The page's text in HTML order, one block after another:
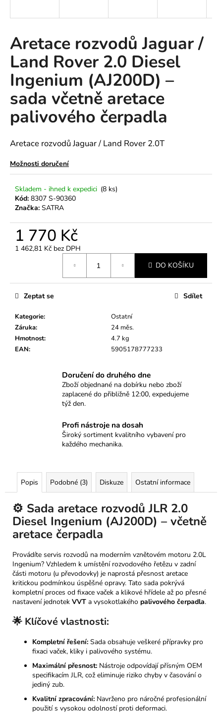
Aretace rozvodů Jaguar /
Land Rover 2.0 Diesel
Ingenium (AJ200D) –
sada včetně aretace
palivového čerpadla
Aretace rozvodů Jaguar / Land Rover 2.0T
Možnosti doručení
Skladem - ihned k expedici (8 ks)
Kód: 8307 S-90360
Značka: SATRA
1 770 Kč
1 462,81 Kč bez DPH
DO KOŠÍKU
Kategorie:
Ostatní
Záruka:
24 měs.
Hmotnost:
4.7 kg
EAN: 5905178777233
Zeptat se Sdílet
Doručení do druhého dne
Zboží objednané na dobírku nebo zboží
zaplacené do přibližně 12:00, expedujeme
týž den.
Profi nástroje na dosah
Široký sortiment kvalitního vybavení pro
každého mechanika.
Popis Podobné (3) Diskuze Ostatní informace
⚙️ Sada aretace rozvodů JLR 2.0
Diesel Ingenium (AJ200D) – včetně
aretace čerpadla
Provádíte servis rozvodů na moderním vznětovém motoru 2.0L
Ingenium? Vzhledem k umístění rozvodového řetězu v zadní
části motoru (u převodovky) je naprostá přesnost aretace
kritickou podmínkou úspěšné opravy. Tato sada pokrývá
kompletní proces od fixace vaček a klikové hřídele až po přesné
nastavení jednotek VVT a vysokotlakého palivového čerpadla.
🌟 Klíčové vlastnosti:
Kompletní řešení: Sada obsahuje veškeré přípravky pro
fixaci vaček, kliky i palivového systému.
Maximální přesnost: Nástroje odpovídají přísným OEM
specifikacím JLR, což eliminuje riziko chyby v časování o
jediný zub.
Kvalitní zpracování: Navrženo pro náročné profesionální
použití s vysokou odolností proti deformaci.
í
t
?
HLEDAT
D
o
o
u
č
PŘÍPRAVEK
PRO
ZADNÍ
GUFERO
KLIKOVÉHO
PŘEVODOVKY)